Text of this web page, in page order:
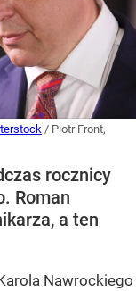
/ Piotr Front,
rocznicy
Roman
a ten
Nawrockiego